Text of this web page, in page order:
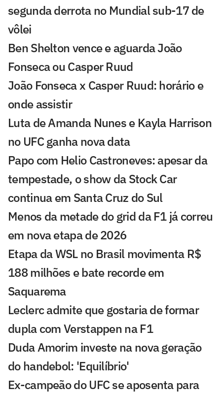
segunda derrota no Mundial sub-17 de
vôlei
Ben Shelton vence e aguarda João
Fonseca ou Casper Ruud
João Fonseca x Casper Ruud: horário e
onde assistir
Luta de Amanda Nunes e Kayla Harrison
no UFC ganha nova data
Papo com Helio Castroneves: apesar da
tempestade, o show da Stock Car
continua em Santa Cruz do Sul
Menos da metade do grid da F1 já correu
em nova etapa de 2026
Etapa da WSL no Brasil movimenta R$
188 milhões e bate recorde em
Saquarema
Leclerc admite que gostaria de formar
dupla com Verstappen na F1
Duda Amorim investe na nova geração
do handebol: 'Equilíbrio'
Ex-campeão do UFC se aposenta para